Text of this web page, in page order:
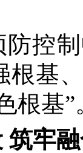
防控
根基
根基”
筑牢